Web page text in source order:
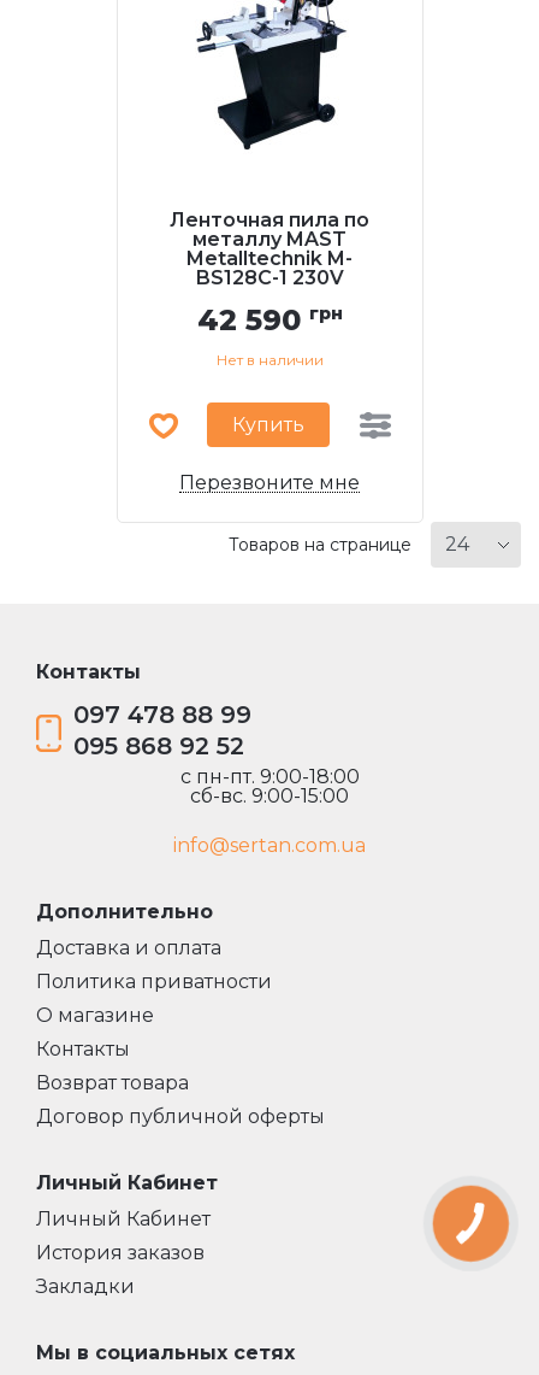
Ленточная пила по
металлу MAST
Metalltechnik M-
BS128C-1 230V
42 590 грн
Нет в наличии
Купить
Перезвоните мне
Товаров на странице
Контакты
097 478 88 99
095 868 92 52
c пн-пт. 9:00-18:00
сб-вс. 9:00-15:00
info@sertan.com.ua
Дополнительно
Доставка и оплата
Политика приватности
О магазине
Контакты
Возврат товара
Договор публичной оферты
Личный Кабинет
Личный Кабинет
История заказов
Закладки
Мы в социальных сетях